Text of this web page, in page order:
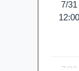
7/31
12:00